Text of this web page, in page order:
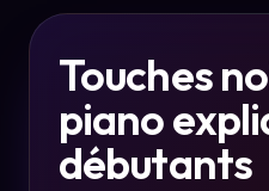
Touches
piano
débutants